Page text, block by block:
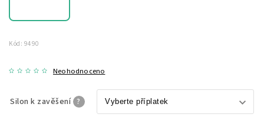
Kód: 9490
Neohodnoceno
Silon k zavěšení ?